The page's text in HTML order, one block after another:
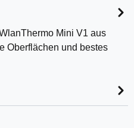
Mini V1 aus
Oberflächen und bestes